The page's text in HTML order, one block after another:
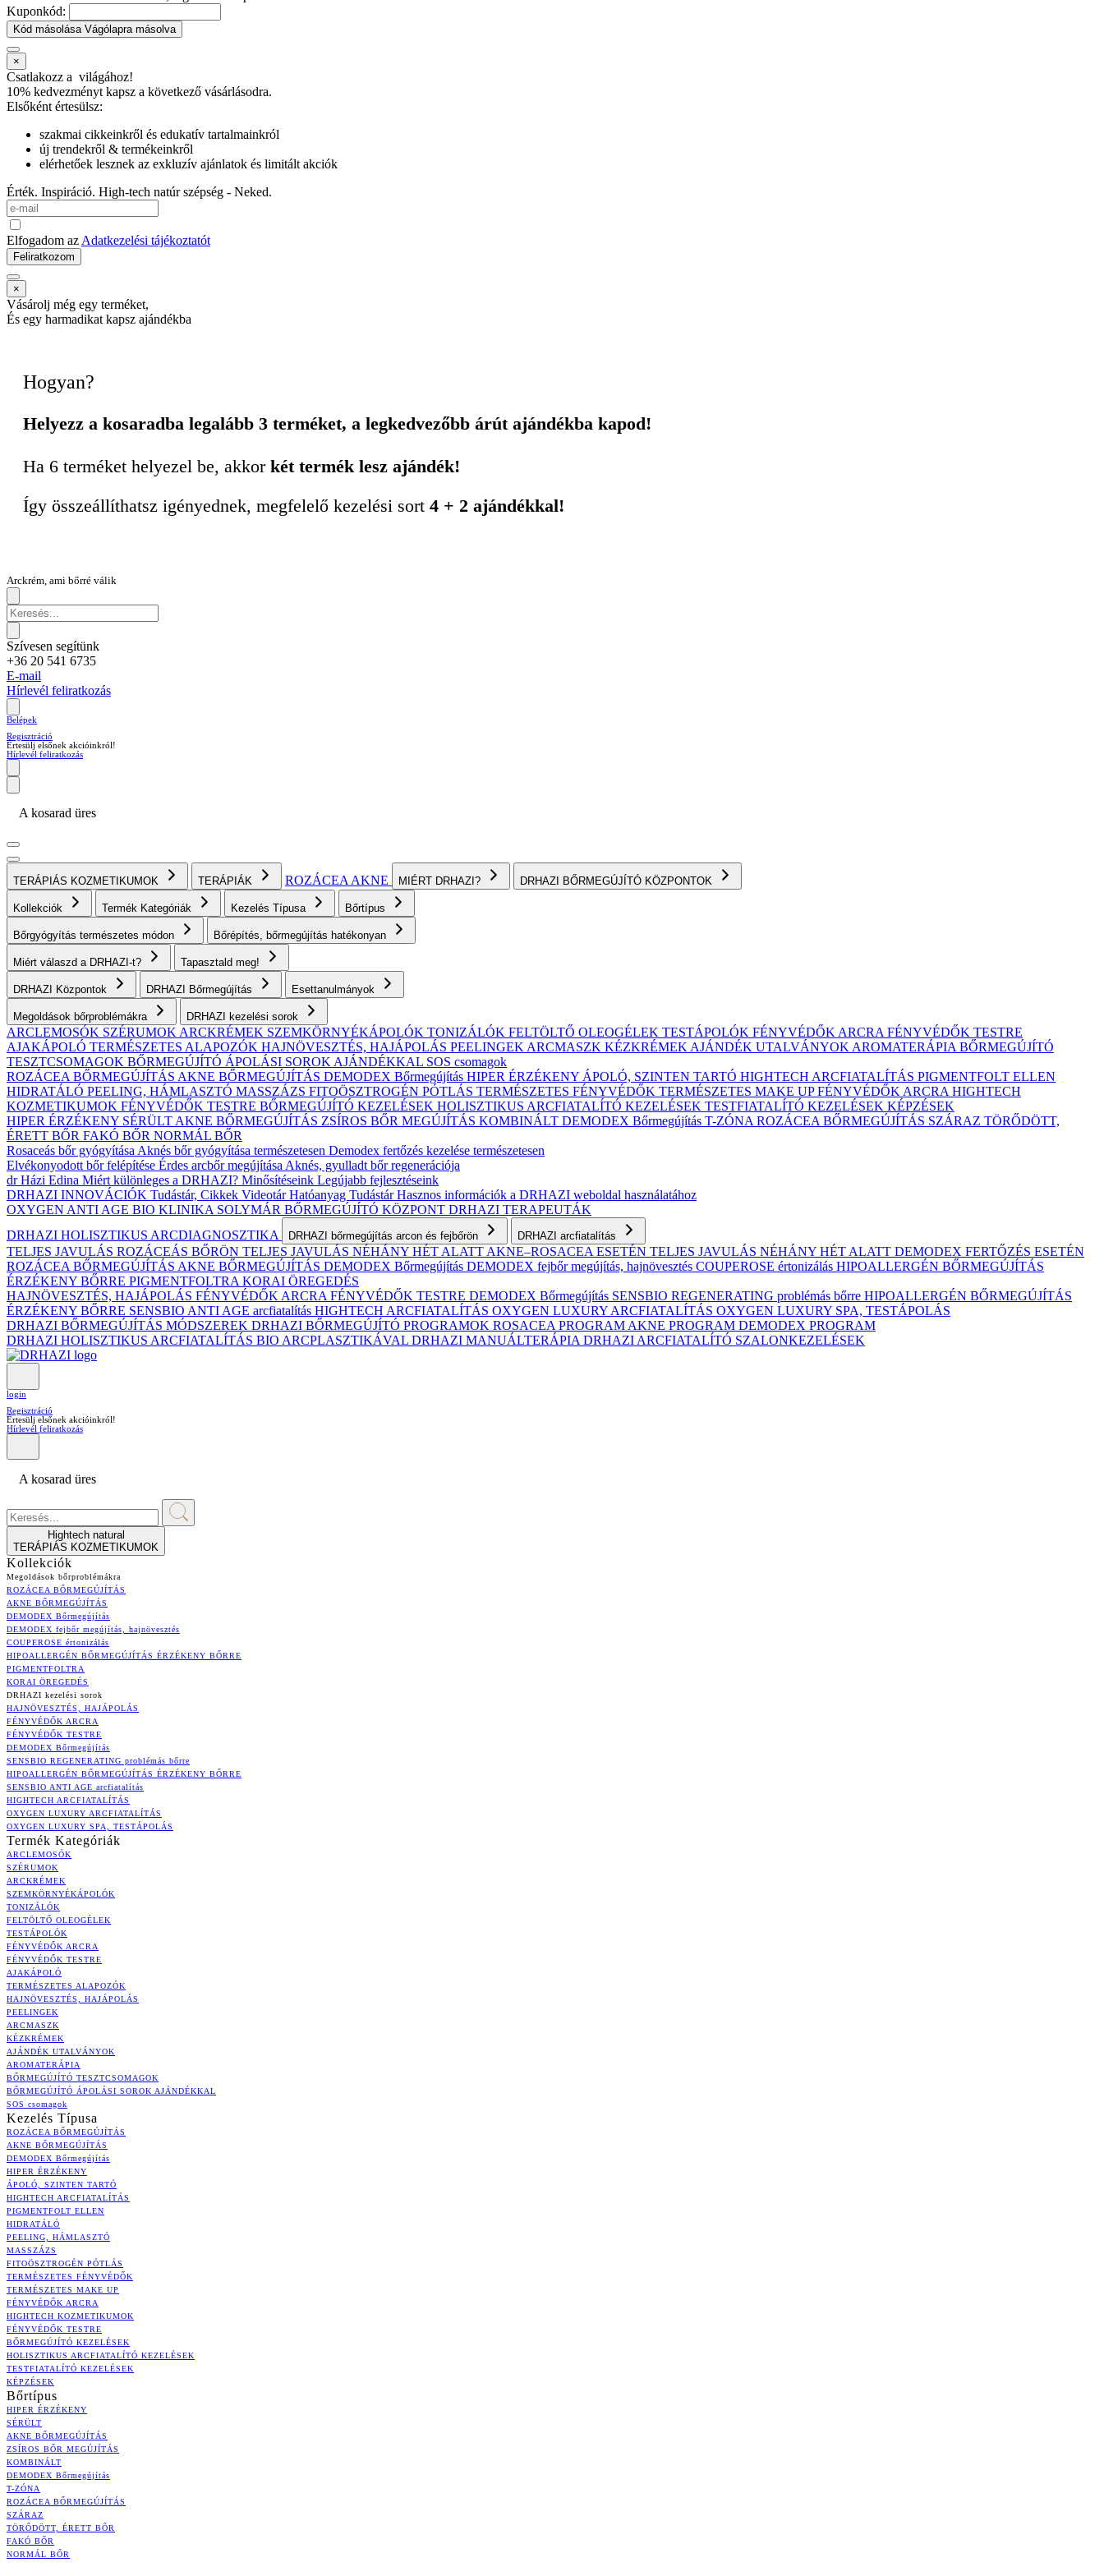
Kuponkód:
Kód másolása Vágólapra másolva
×
Csatlakozz a világához!
10% kedvezményt kapsz a következő vásárlásodra.
Elsőként értesülsz:
szakmai cikkeinkről és edukatív tartalmainkról
új trendekről & termékeinkről
elérhetőek lesznek az exkluzív ajánlatok és limitált akciók
Érték. Inspiráció. High-tech natúr szépség - Neked.
Elfogadom az Adatkezelési tájékoztatót
Feliratkozom
×
Vásárolj még egy terméket,
És egy harmadikat kapsz ajándékba
Hogyan?
Helyezz a kosaradba legalább 3 terméket, a legkedvezőbb árút ajándékba kapod!
Ha 6 terméket helyezel be, akkor két termék lesz ajándék!
Így összeállíthatsz igényednek, megfelelő kezelési sort 4 + 2 ajándékkal!
Arckrém, ami bőrré válik
Szívesen segítünk
+36 20 541 6735
E-mail
Hírlevél feliratkozás
Belépek
Regisztráció
Értesülj elsőnek akcióinkról!
Hírlevél feliratkozás
A kosarad üres
TERÁPIÁS KOZMETIKUMOK TERÁPIÁK ROZÁCEA AKNE MIÉRT DRHAZI? DRHAZI BŐRMEGÚJÍTÓ KÖZPONTOK
Kollekciók Termék Kategóriák Kezelés Típusa Bőrtípus
Bőrgyógyítás természetes módon Bőrépítés, bőrmegújítás hatékonyan
Miért válaszd a DRHAZI-t? Tapasztald meg!
DRHAZI Központok DRHAZI Bőrmegújítás Esettanulmányok
Megoldások bőrproblémákra DRHAZI kezelési sorok
ARCLEMOSÓK SZÉRUMOK ARCKRÉMEK SZEMKÖRNYÉKÁPOLÓK TONIZÁLÓK FELTÖLTŐ OLEOGÉLEK TESTÁPOLÓK FÉNYVÉDŐK ARCRA FÉNYVÉDŐK TESTRE
AJAKÁPOLÓ TERMÉSZETES ALAPOZÓK HAJNÖVESZTÉS, HAJÁPOLÁS PEELINGEK ARCMASZK KÉZKRÉMEK AJÁNDÉK UTALVÁNYOK AROMATERÁPIA BŐRMEGÚJÍTÓ
TESZTCSOMAGOK BŐRMEGÚJÍTÓ ÁPOLÁSI SOROK AJÁNDÉKKAL SOS csomagok
ROZÁCEA BŐRMEGÚJÍTÁS AKNE BŐRMEGÚJÍTÁS DEMODEX Bőrmegújítás HIPER ÉRZÉKENY ÁPOLÓ, SZINTEN TARTÓ HIGHTECH ARCFIATALÍTÁS PIGMENTFOLT ELLEN
HIDRATÁLÓ PEELING, HÁMLASZTÓ MASSZÁZS FITOÖSZTROGÉN PÓTLÁS TERMÉSZETES FÉNYVÉDŐK TERMÉSZETES MAKE UPFÉNYVÉDŐK ARCRA HIGHTECH
KOZMETIKUMOK FÉNYVÉDŐK TESTRE BŐRMEGÚJÍTÓ KEZELÉSEK HOLISZTIKUS ARCFIATALÍTÓ KEZELÉSEK TESTFIATALÍTÓ KEZELÉSEK KÉPZÉSEK
HIPER ÉRZÉKENY SÉRÜLT AKNE BŐRMEGÚJÍTÁS ZSÍROS BŐR MEGÚJÍTÁS KOMBINÁLT DEMODEX Bőrmegújítás T-ZÓNA ROZÁCEA BŐRMEGÚJÍTÁS SZÁRAZ TÖRŐDÖTT,
ÉRETT BŐR FAKÓ BŐR NORMÁL BŐR
Rosaceás bőr gyógyítása Aknés bőr gyógyítása természetesen Demodex fertőzés kezelése természetesen
Elvékonyodott bőr felépítése Érdes arcbőr megújítása Aknés, gyulladt bőr regenerációja
dr Házi Edina Miért különleges a DRHAZI? Minősítéseink Legújabb fejlesztéseink
DRHAZI INNOVÁCIÓK Tudástár, Cikkek VideotárHatóanyag TudástárHasznos információk a DRHAZI weboldal használatához
OXYGEN ANTI AGE BIO KLINIKA SOLYMÁR BŐRMEGÚJÍTÓ KÖZPONT DRHAZI TERAPEUTÁK
DRHAZI HOLISZTIKUS ARCDIAGNOSZTIKA
DRHAZI bőrmegújítás arcon és fejbőrön DRHAZI arcfiatalítás
TELJES JAVULÁS ROZÁCEÁS BŐRÖN TELJES JAVULÁS NÉHÁNY HÉT ALATT AKNE–ROSACEA ESETÉN TELJES JAVULÁS NÉHÁNY HÉT ALATT DEMODEX FERTŐZÉS ESETÉN
ROZÁCEA BŐRMEGÚJÍTÁS AKNE BŐRMEGÚJÍTÁS DEMODEX Bőrmegújítás DEMODEX fejbőr megújítás, hajnövesztés COUPEROSE értonizálás HIPOALLERGÉN BŐRMEGÚJÍTÁS
ÉRZÉKENY BŐRRE PIGMENTFOLTRA KORAI ÖREGEDÉS
HAJNÖVESZTÉS, HAJÁPOLÁS FÉNYVÉDŐK ARCRA FÉNYVÉDŐK TESTRE DEMODEX Bőrmegújítás SENSBIO REGENERATING problémás bőrre HIPOALLERGÉN BŐRMEGÚJÍTÁS
ÉRZÉKENY BŐRRE SENSBIO ANTI AGE arcfiatalítás HIGHTECH ARCFIATALÍTÁS OXYGEN LUXURY ARCFIATALÍTÁS OXYGEN LUXURY SPA, TESTÁPOLÁS
DRHAZI BŐRMEGÚJÍTÁS MÓDSZEREK DRHAZI BŐRMEGÚJÍTÓ PROGRAMOK ROSACEA PROGRAM AKNE PROGRAM DEMODEX PROGRAM
DRHAZI HOLISZTIKUS ARCFIATALÍTÁS BIO ARCPLASZTIKÁVAL DRHAZI MANUÁLTERÁPIA DRHAZI ARCFIATALÍTÓ SZALONKEZELÉSEK
login
Regisztráció
Értesülj elsőnek akcióinkról!
Hírlevél feliratkozás
A kosarad üres
Hightech natural
TERÁPIÁS KOZMETIKUMOK
Kollekciók
Megoldások bőrproblémákra
ROZÁCEA BŐRMEGÚJÍTÁS
AKNE BŐRMEGÚJÍTÁS
DEMODEX Bőrmegújítás
DEMODEX fejbőr megújítás, hajnövesztés
COUPEROSE értonizálás
HIPOALLERGÉN BŐRMEGÚJÍTÁS ÉRZÉKENY BŐRRE
PIGMENTFOLTRA
KORAI ÖREGEDÉS
DRHAZI kezelési sorok
HAJNÖVESZTÉS, HAJÁPOLÁS
FÉNYVÉDŐK ARCRA
FÉNYVÉDŐK TESTRE
DEMODEX Bőrmegújítás
SENSBIO REGENERATING problémás bőrre
HIPOALLERGÉN BŐRMEGÚJÍTÁS ÉRZÉKENY BŐRRE
SENSBIO ANTI AGE arcfiatalítás
HIGHTECH ARCFIATALÍTÁS
OXYGEN LUXURY ARCFIATALÍTÁS
OXYGEN LUXURY SPA, TESTÁPOLÁS
Termék Kategóriák
ARCLEMOSÓK
SZÉRUMOK
ARCKRÉMEK
SZEMKÖRNYÉKÁPOLÓK
TONIZÁLÓK
FELTÖLTŐ OLEOGÉLEK
TESTÁPOLÓK
FÉNYVÉDŐK ARCRA
FÉNYVÉDŐK TESTRE
AJAKÁPOLÓ
TERMÉSZETES ALAPOZÓK
HAJNÖVESZTÉS, HAJÁPOLÁS
PEELINGEK
ARCMASZK
KÉZKRÉMEK
AJÁNDÉK UTALVÁNYOK
AROMATERÁPIA
BŐRMEGÚJÍTÓ TESZTCSOMAGOK
BŐRMEGÚJÍTÓ ÁPOLÁSI SOROK AJÁNDÉKKAL
SOS csomagok
Kezelés Típusa
ROZÁCEA BŐRMEGÚJÍTÁS
AKNE BŐRMEGÚJÍTÁS
DEMODEX Bőrmegújítás
HIPER ÉRZÉKENY
ÁPOLÓ, SZINTEN TARTÓ
HIGHTECH ARCFIATALÍTÁS
PIGMENTFOLT ELLEN
HIDRATÁLÓ
PEELING, HÁMLASZTÓ
MASSZÁZS
FITOÖSZTROGÉN PÓTLÁS
TERMÉSZETES FÉNYVÉDŐK
TERMÉSZETES MAKE UP
FÉNYVÉDŐK ARCRA
HIGHTECH KOZMETIKUMOK
FÉNYVÉDŐK TESTRE
BŐRMEGÚJÍTÓ KEZELÉSEK
HOLISZTIKUS ARCFIATALÍTÓ KEZELÉSEK
TESTFIATALÍTÓ KEZELÉSEK
KÉPZÉSEK
Bőrtípus
HIPER ÉRZÉKENY
SÉRÜLT
AKNE BŐRMEGÚJÍTÁS
ZSÍROS BŐR MEGÚJÍTÁS
KOMBINÁLT
DEMODEX Bőrmegújítás
T-ZÓNA
ROZÁCEA BŐRMEGÚJÍTÁS
SZÁRAZ
TÖRŐDÖTT, ÉRETT BŐR
FAKÓ BŐR
NORMÁL BŐR